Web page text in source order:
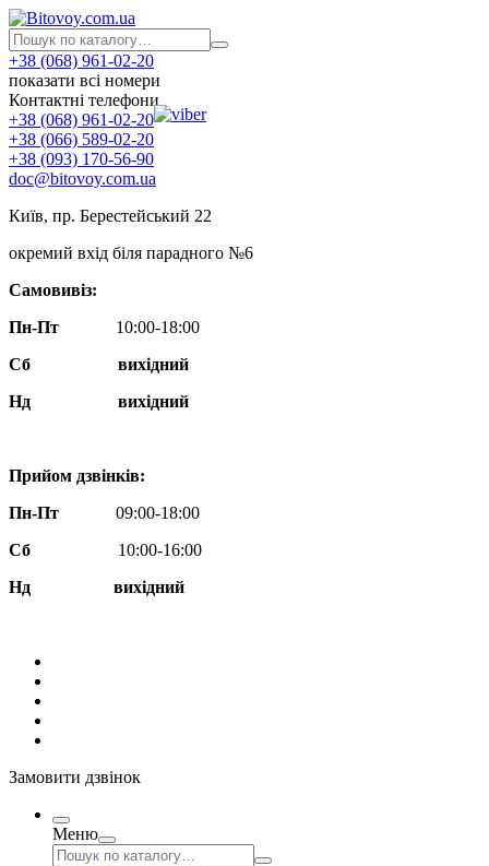
+38 (068) 961-02-20
показати всі номери
Контактні телефони
+38 (068) 961-02-20
+38 (066) 589-02-20
+38 (093) 170-56-90
doc@bitovoy.com.ua
Київ, пр. Берестейський 22
окремий вхід біля парадного №6
Самовивіз:
Пн-Пт
10:00-18:00
Сб
вихідний
Нд
вихідний
Прийом дзвінків:
Пн-Пт
09:00-18:00
Сб
10:00-16:00
Нд вихідний
Замовити дзвінок
Меню